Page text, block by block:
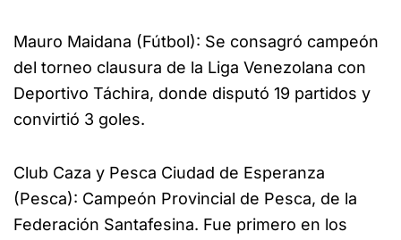
Mauro Maidana (Fútbol): Se consagró campeón
del torneo clausura de la Liga Venezolana con
Deportivo Táchira, donde disputó 19 partidos y
convirtió 3 goles.
Club Caza y Pesca Ciudad de Esperanza
(Pesca): Campeón Provincial de Pesca, de la
Federación Santafesina. Fue primero en los